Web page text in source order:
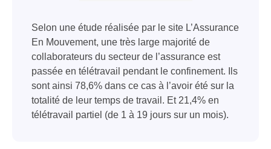
Selon une étude réalisée par le site L’Assurance
En Mouvement, une très large majorité de
collaborateurs du secteur de l’assurance est
passée en télétravail pendant le confinement. Ils
sont ainsi 78,6% dans ce cas à l’avoir été sur la
totalité de leur temps de travail. Et 21,4% en
télétravail partiel (de 1 à 19 jours sur un mois).